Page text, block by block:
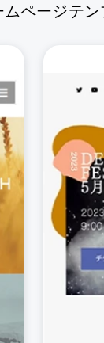
ページテン